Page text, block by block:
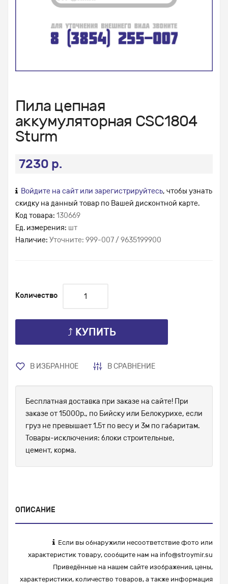
Пила цепная
аккумуляторная CSC1804
Sturm
7230 р.
Войдите на сайт или зарегистрируйтесь, чтобы узнать
скидку на данный товар по Вашей дисконтной карте.
Код товара: 130669
Ед. измерения: шт
Наличие: Уточните: 999-007 / 9635199900
Количество
⤴ КУПИТЬ
В ИЗБРАННОЕ В СРАВНЕНИЕ
Бесплатная доставка при заказе на сайте! При
заказе от 15000р., по Бийску или Белокурихе, если
груз не превышает 1.5т по весу и 3м по габаритам.
Товары-исключения: блоки строительные,
цемент, корма.
ОПИСАНИЕ
Если вы обнаружили несоответствие фото или
характеристик товару, сообщите нам на info@stroymir.su
Приведённые на нашем сайте изображения, цены,
характеристики, количество товаров, а также информация